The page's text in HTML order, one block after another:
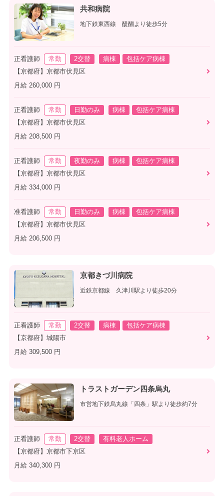
共和病院
地下鉄東西線 醍醐より徒歩5分
正看護師 常勤 2交替 病棟
包括ケア病棟
【京都府】京都市伏見区
月給 260,000 円
正看護師 常勤 日勤のみ 病棟
包括ケア病棟
【京都府】京都市伏見区
月給 208,500 円
正看護師 常勤 夜勤のみ 病棟
包括ケア病棟
【京都府】京都市伏見区
月給 334,000 円
准看護師 常勤 日勤のみ 病棟
包括ケア病棟
【京都府】京都市伏見区
月給 206,500 円
京都きづ川病院
近鉄京都線 久津川駅より徒歩20分
正看護師 常勤 2交替 病棟
包括ケア病棟
【京都府】城陽市
月給 309,500 円
トラストガーデン四条烏丸
市営地下鉄烏丸線「四条」駅より徒歩約7分
正看護師 常勤 2交替
有料老人ホーム
【京都府】京都市下京区
月給 340,300 円